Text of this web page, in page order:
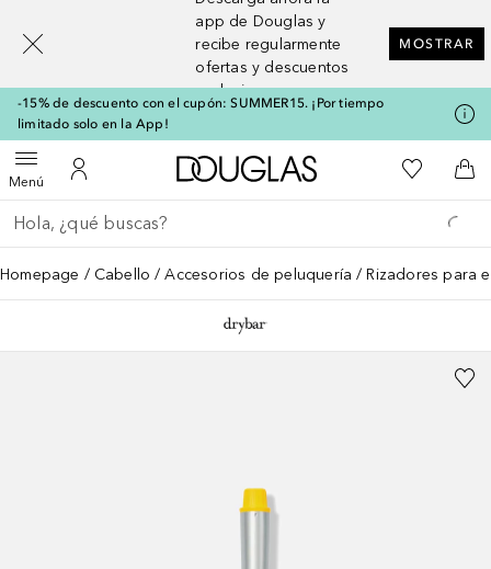
app de Douglas y
recibe regularmente
ofertas y descuentos
exclusivos
MOSTRAR
-15% de descuento con el cupón: SUMMER15. ¡Por tiempo
limitado solo en la App!
MenúAbrir menúMi cuenta
A Douglas HomeMi lista de
A
Regresar
Ejecutar búsqueda
Homepage Cabello Accesorios de peluquería Rizadores para
[navigation.slideout.screenreader]